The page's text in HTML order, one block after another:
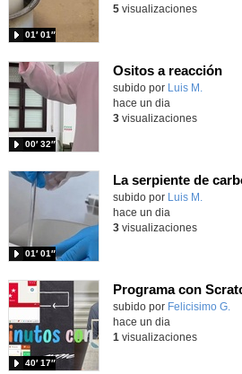
01′ 01″
5visualizaciones
Ositos a reacción
Contenido educativo.
subido por Luis M.
00′ 32″
hace un dia
3visualizaciones
La serpiente de
Contenido educativo.
subido por Luis M.
01′ 01″
hace un dia
3visualizaciones
Contenido educativo.
subido por Felicisimo G.
40′ 17″
hace un dia
1 visualizaciones